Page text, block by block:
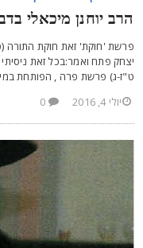
יוחנן מיכאלי
'חוקת' זאת חוקת התורה (ט,ב
פתח ואמר:בכל זאת ניסיתי
ג) פרשת פרה , הפותחת
יולי 4, 2016
0